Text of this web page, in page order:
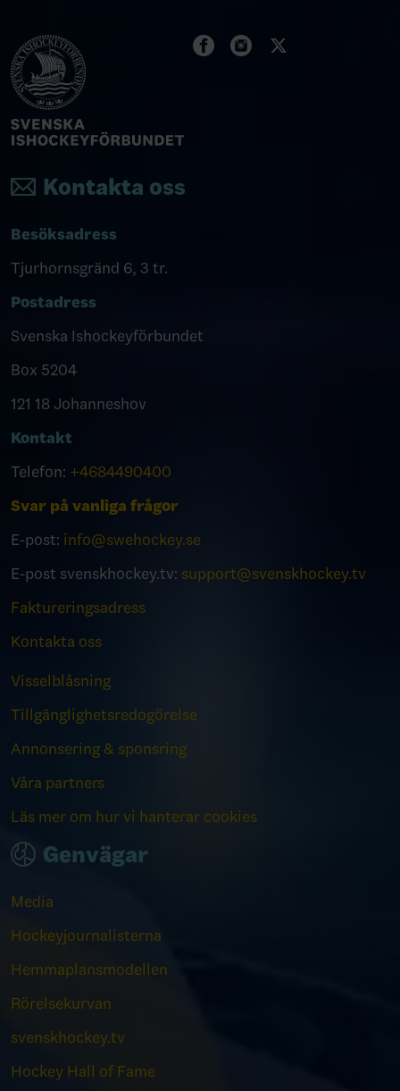
Kontakta oss
Besöksadress
Tjurhornsgränd 6, 3 tr.
Postadress
Svenska Ishockeyförbundet
Box 5204
121 18 Johanneshov
Kontakt
Telefon: +4684490400
Svar på vanliga frågor
E-post: info@swehockey.se
E-post svenskhockey.tv: support@svenskhockey.tv
Faktureringsadress
Kontakta oss
Visselblåsning
Tillgänglighetsredogörelse
Annonsering & sponsring
Våra partners
Läs mer om hur vi hanterar cookies
Genvägar
Media
Hockeyjournalisterna
Hemmaplansmodellen
Rörelsekurvan
svenskhockey.tv
Hockey Hall of Fame